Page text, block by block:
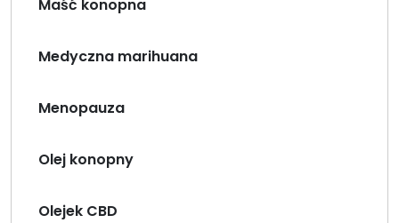
Maść konopna
Medyczna marihuana
Menopauza
Olej konopny
Olejek CBD